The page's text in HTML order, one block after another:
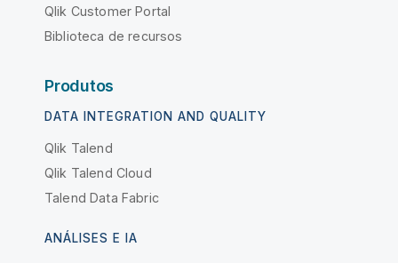
Qlik Customer Portal
Biblioteca de recursos
Produtos
DATA INTEGRATION AND QUALITY
Qlik Talend
Qlik Talend Cloud
Talend Data Fabric
ANÁLISES E IA